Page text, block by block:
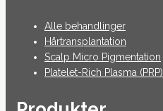
Alle behandlinger
Hårtransplantation
Scalp Micro Pigmentation
Platelet-Rich Plasma (PRP)